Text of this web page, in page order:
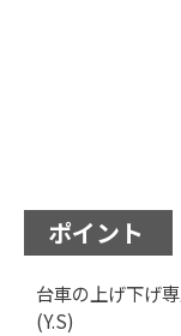
ポイント
台車の上げ下げ
(Y.S)